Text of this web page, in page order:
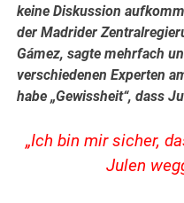
keine Diskussion
der Madrider
Gámez, sagte mehrfach
verschiedenen Experten
habe „Gewissheit“, dass
„Ich bin mir sicher,
Julen